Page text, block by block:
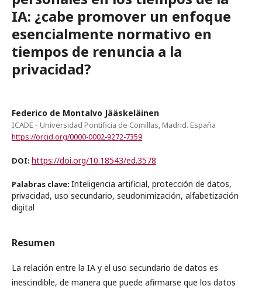
IA: ¿cabe promover un enfoque
esencialmente normativo en
tiempos de renuncia a la
privacidad?
Federico de Montalvo Jääskeläinen
ICADE - Universidad Pontificia de Comillas, Madrid. España
https://orcid.org/0000-0002-9272-7359
DOI: https://doi.org/10.18543/ed.3578
Palabras clave: Inteligencia artificial, protección de datos,
privacidad, uso secundario, seudonimización, alfabetización
digital
Resumen
La relación entre la IA y el uso secundario de datos es
inescindible, de manera que puede afirmarse que los datos